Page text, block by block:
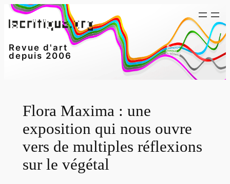
Aller
au
Revue d'art
depuis 2006
Flora Maxima : une
exposition qui nous ouvre
vers de multiples réflexions
sur le végétal